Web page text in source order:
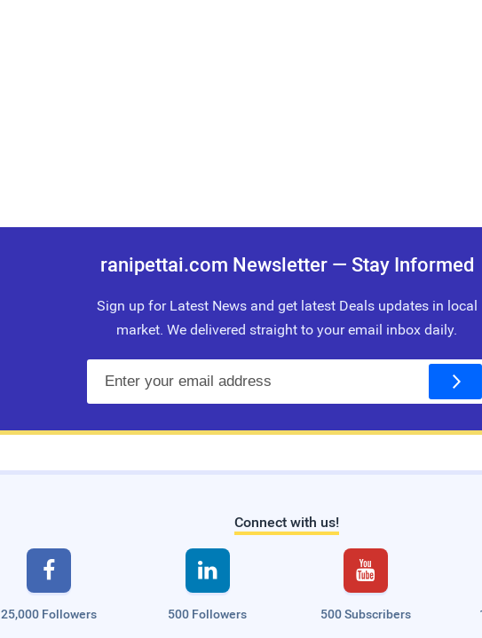
ranipettai.com Newsletter — Stay Informed
Sign up for Latest News and get latest Deals updates in local
market. We delivered straight to your email inbox daily.
l
Connect with us!

25,000 Followers

500 Followers

500 Subscribers